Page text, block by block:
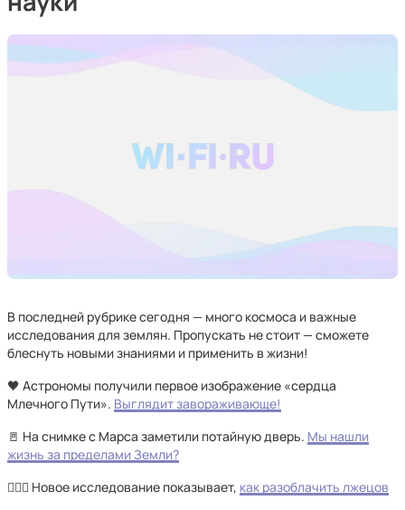
В последней рубрике сегодня — много космоса и важные
исследования для землян. Пропускать не стоит — сможете
блеснуть новыми знаниями и применить в жизни!
🖤 Астрономы получили первое изображение «сердца
Млечного Пути». Выглядит завораживающе!
🚪 На снимке с Марса заметили потайную дверь. Мы нашли
жизнь за пределами Земли?
🕵🏻‍♂️ Новое исследование показывает, как разоблачить лжецов